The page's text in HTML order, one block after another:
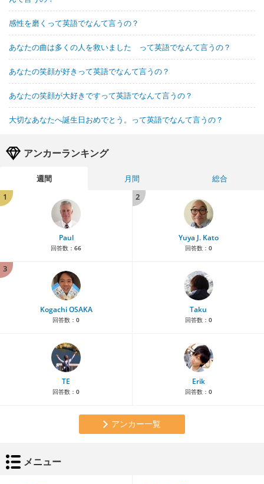
感性を磨くって英語でなんて言うの？
あなたの曲は多くの人を救いました って英語でなんて言うの？
あなたの笑顔が好きって英語でなんて言うの？
あなたの笑顔が大好きですって英語でなんて言うの？
大切なあなたへ誕生日おめでとう。って英語でなんて言うの？
アンカーランキング
週間 月間
総合
1
Paul
回答数： 66
2
Yuya J. Kato
回答数： 0
3
Kogachi OSAKA
回答数： 0
Taku
回答数： 0
TE
回答数： 0
Erik
回答数： 0
アンカー一覧
メニュー